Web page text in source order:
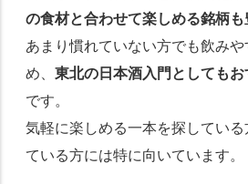
の食材と合わせて楽しめる銘柄も
あまり慣れていない方でも飲み
め、 東北の日本酒入門としてもお
です。
気軽に楽しめる一本を探してい
ている方には特に向いています。